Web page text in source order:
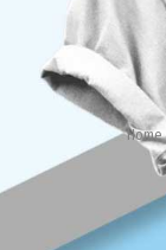
Home